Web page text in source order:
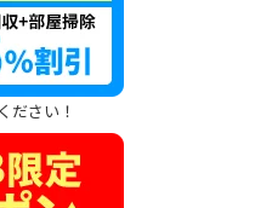
ださい！